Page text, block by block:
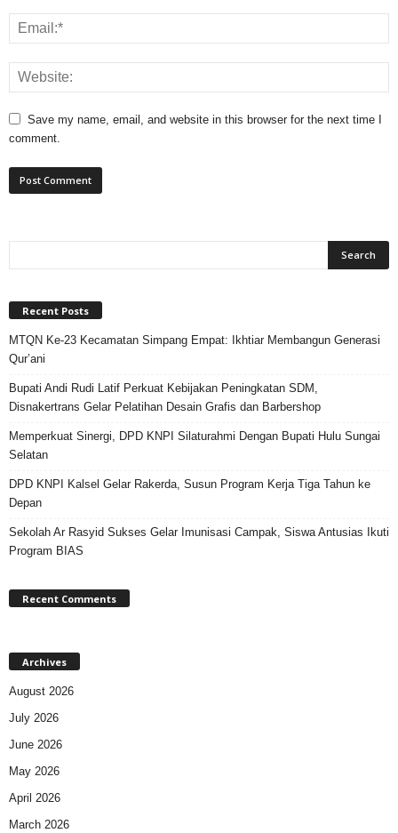
Save my name, email, and website in this browser for the next time I
comment.
Recent Posts
MTQN Ke-23 Kecamatan Simpang Empat: Ikhtiar Membangun Generasi
Qur’ani
Bupati Andi Rudi Latif Perkuat Kebijakan Peningkatan SDM,
Disnakertrans Gelar Pelatihan Desain Grafis dan Barbershop
Memperkuat Sinergi, DPD KNPI Silaturahmi Dengan Bupati Hulu Sungai
Selatan
DPD KNPI Kalsel Gelar Rakerda, Susun Program Kerja Tiga Tahun ke
Depan
Sekolah Ar Rasyid Sukses Gelar Imunisasi Campak, Siswa Antusias Ikuti
Program BIAS
Recent Comments
Archives
August 2026
July 2026
June 2026
May 2026
April 2026
March 2026